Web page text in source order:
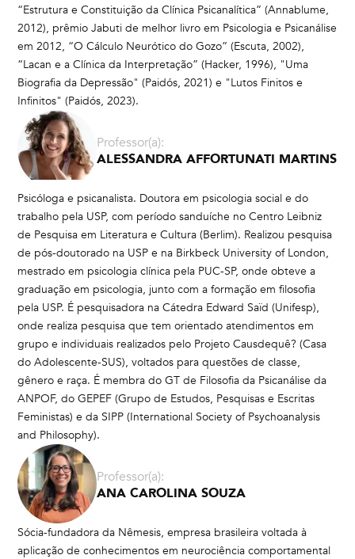
“Estrutura e Constituição da Clínica Psicanalítica” (Annablume,
2012), prêmio Jabuti de melhor livro em Psicologia e Psicanálise
em 2012, “O Cálculo Neurótico do Gozo” (Escuta, 2002),
“Lacan e a Clínica da Interpretação” (Hacker, 1996), "Uma
Biografia da Depressão" (Paidós, 2021) e "Lutos Finitos e
Infinitos" (Paidós, 2023).
Professor(a):
ALESSANDRA AFFORTUNATI MARTINS
Psicóloga e psicanalista. Doutora em psicologia social e do
trabalho pela USP, com período sanduíche no Centro Leibniz
de Pesquisa em Literatura e Cultura (Berlim). Realizou pesquisa
de pós-doutorado na USP e na Birkbeck University of London,
mestrado em psicologia clínica pela PUC-SP, onde obteve a
graduação em psicologia, junto com a formação em filosofia
pela USP. É pesquisadora na Cátedra Edward Saïd (Unifesp),
onde realiza pesquisa que tem orientado atendimentos em
grupo e individuais realizados pelo Projeto Causdequê? (Casa
do Adolescente-SUS), voltados para questões de classe,
gênero e raça. É membra do GT de Filosofia da Psicanálise da
ANPOF, do GEPEF (Grupo de Estudos, Pesquisas e Escritas
Feministas) e da SIPP (International Society of Psychoanalysis
and Philosophy).
Professor(a):
ANA CAROLINA SOUZA
Sócia-fundadora da Nêmesis, empresa brasileira voltada à
aplicação de conhecimentos em neurociência comportamental